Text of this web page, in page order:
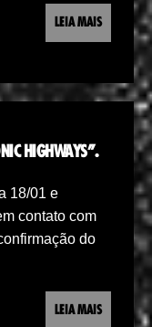
LEIA MAIS
HIGHWAYS”.
18/01 e
contato com
do
LEIA MAIS